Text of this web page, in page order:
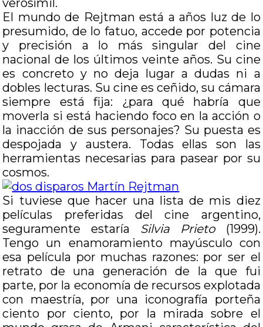
verosímil.
El mundo de Rejtman está a años luz de lo
presumido, de lo fatuo, accede por potencia
y precisión a lo más singular del cine
nacional de los últimos veinte años. Su cine
es concreto y no deja lugar a dudas ni a
dobles lecturas. Su cine es ceñido, su cámara
siempre está fija: ¿para qué habría que
moverla si está haciendo foco en la acción o
la inacción de sus personajes? Su puesta es
despojada y austera. Todas ellas son las
herramientas necesarias para pasear por su
cosmos.
Si tuviese que hacer una lista de mis diez
películas preferidas del cine argentino,
seguramente estaría Silvia Prieto(1999).
Tengo un enamoramiento mayúsculo con
esa película por muchas razones: por ser el
retrato de una generación de la que fui
parte, por la economía de recursos explotada
con maestría, por una iconografía porteña
ciento por ciento, por la mirada sobre el